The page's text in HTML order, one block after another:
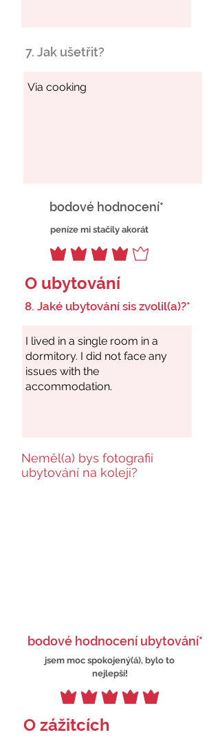
7. Jak ušetřit?
bodové hodnocení*
peníze mi stačily akorát
O ubytování
8. Jaké ubytování sis zvolil(a)?*
Neměl(a) bys fotografii
ubytování na koleji?
bodové hodnocení ubytování*
jsem moc spokojený(á), bylo to
nejlepší!
O zážitcích